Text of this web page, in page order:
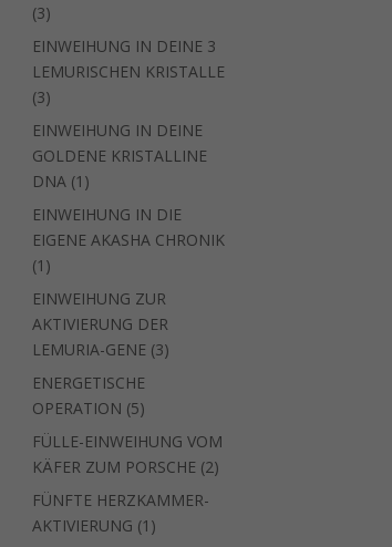
33
Produkte
EINWEIHUNG IN DEINE 3
LEMURISCHEN KRISTALLE
33
Produkte
EINWEIHUNG IN DEINE
GOLDENE KRISTALLINE
DNA 1 1
Produkt
EINWEIHUNG IN DIE
EIGENE AKASHA CHRONIK
1 1
Produkt
EINWEIHUNG ZUR
AKTIVIERUNG DER
LEMURIA-GENE 33
ENERGETISCHE
OPERATION 55
Produkte
FÜLLE-EINWEIHUNG VOM
KÄFER ZUM PORSCHE 22
FÜNFTE HERZKAMMER-
AKTIVIERUNG 1 1